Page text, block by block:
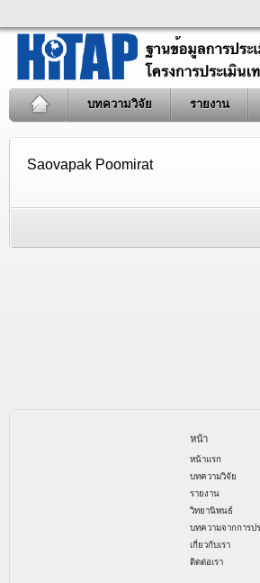
บทความวิจัย รายงาน
Saovapak Poomirat
หน้า
หน้าแรก
บทความวิจัย
รายงาน
วิทยานิพนธ์
บทความจากการป
เกี่ยวกับเรา
ติดต่อเรา